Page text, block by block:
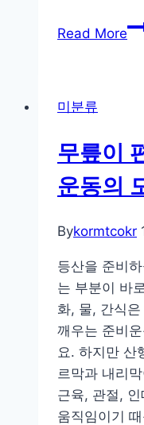
Read More무
절,
덕
유
이
들
려
주
는
겨
울
의
시
미분류
무릎이
운동의
Bykormtcokr
등산을 준비
는 부분이 바
화, 물, 간식
깨우는 준비
요. 하지만 산
르막과 내리
근육, 관절,
움직임이기